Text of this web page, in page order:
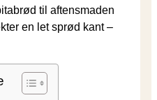
til aftensmaden
en let sprød kant –